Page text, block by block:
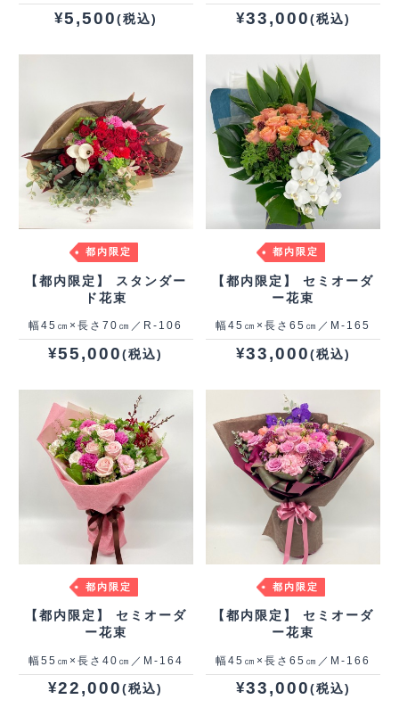
¥5,500(税込) ¥33,000(税込)
都内限定
【都内限定】 スタンダー
ド花束
幅45㎝×長さ70㎝／R-106
¥55,000(税込)
都内限定
【都内限定】 セミオーダ
ー花束
幅45㎝×長さ65㎝／M-165
¥33,000(税込)
都内限定
【都内限定】 セミオーダ
ー花束
幅55㎝×長さ40㎝／M-164
¥22,000(税込)
都内限定
【都内限定】 セミオーダ
ー花束
幅45㎝×長さ65㎝／M-166
¥33,000(税込)